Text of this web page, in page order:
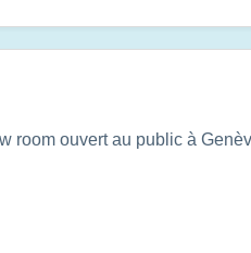
room ouvert au public à